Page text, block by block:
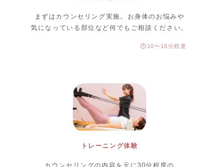
まずはカウンセリング実施。お身体のお悩みや
気になっている部位など何でもご相談ください。
10〜15分程度
トレーニング体験
カウンセリングの内容を元に30分程度の